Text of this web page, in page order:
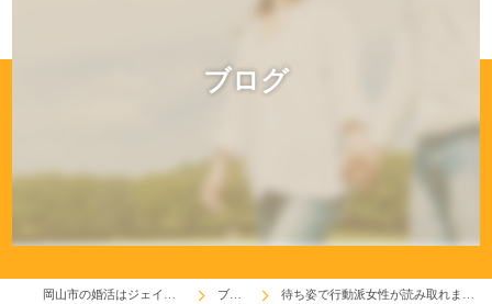
ブログ
ブログ 待ち姿で行動派女性が読み取れました！(^^♪